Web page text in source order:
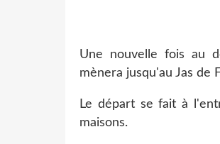
Une nouvelle fois au
mènera jusqu'au Jas de
Le départ se fait à
maisons.